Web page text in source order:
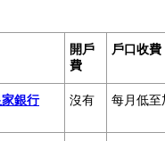
開戶
費
戶口收費
銀行
沒有 每月低至